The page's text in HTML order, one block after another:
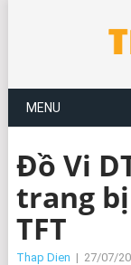
MENU
Đồ Vi
trang
TFT
Thap Dien | 27/07/